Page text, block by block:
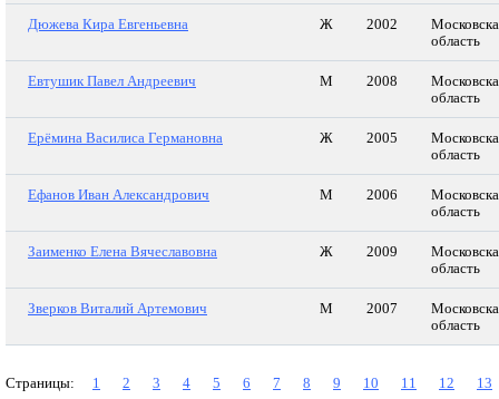
Дюжева Кира Евгеньевна Ж 2002
область
Евтушик Павел Андреевич М 2008
область
Ерёмина Василиса Германовна Ж 2005
область
Ефанов Иван Александрович М 2006
область
Заименко Елена Вячеславовна Ж 2009
область
Зверков Виталий Артемович М 2007
область
Страницы: 1 2 3 4 5 6 7 8 9 10 11 12
13